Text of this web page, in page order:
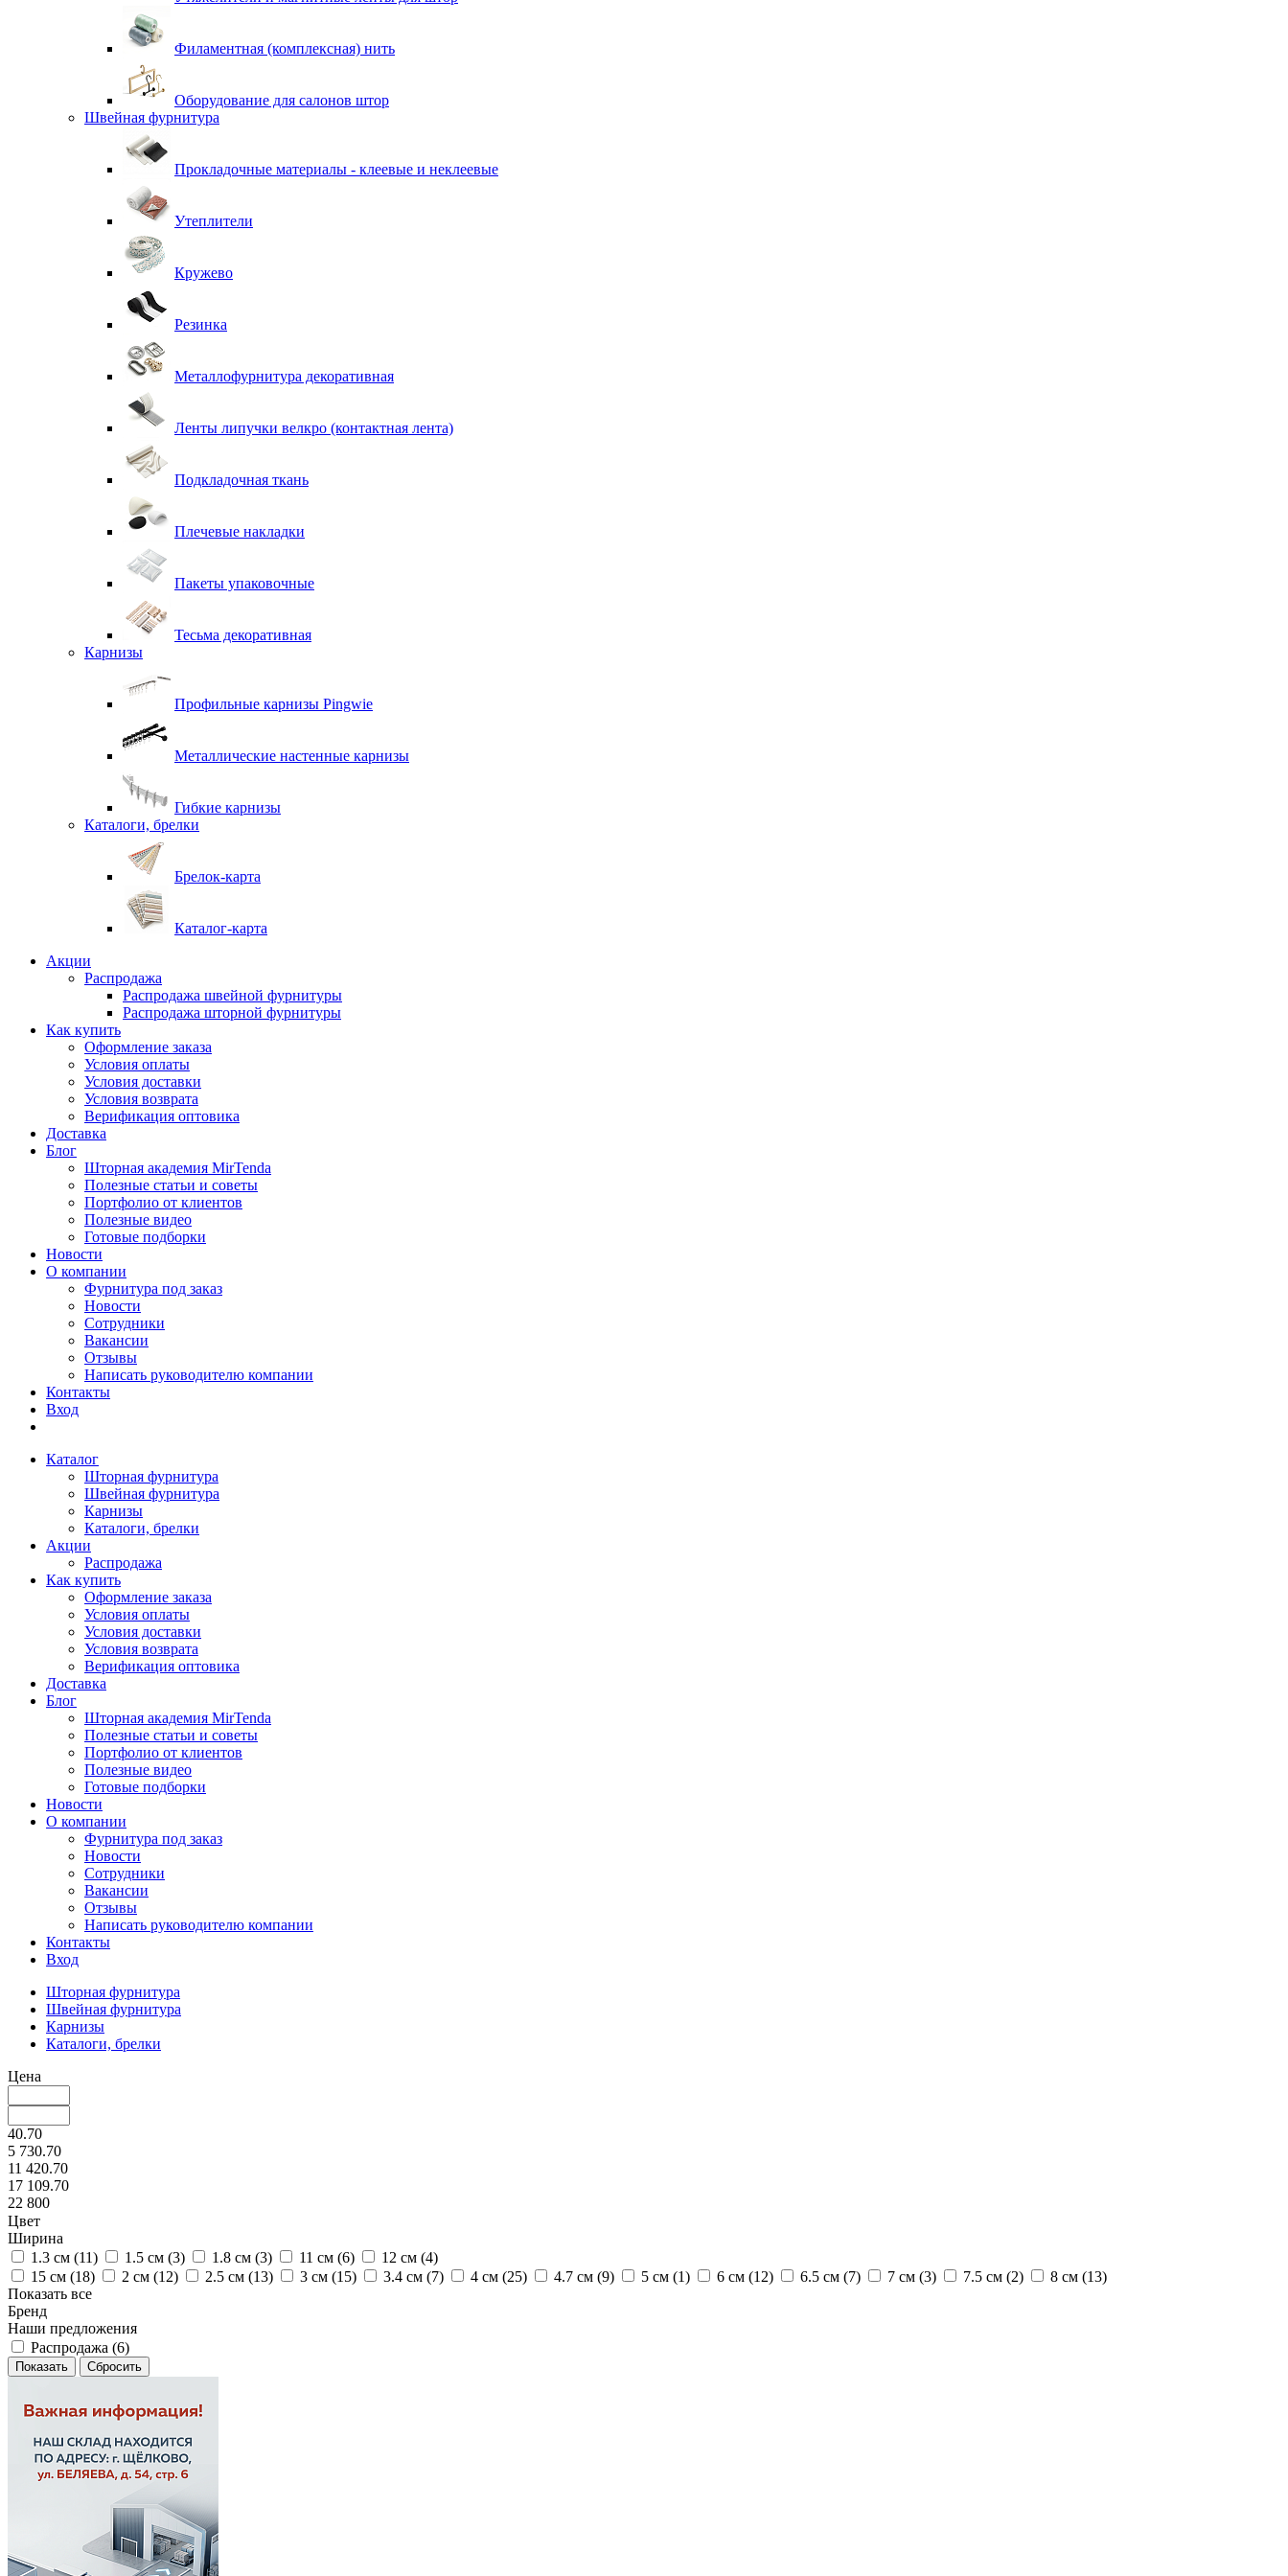
Филаментная (комплексная) нить
Оборудование для салонов штор
Швейная фурнитура
Прокладочные материалы - клеевые и неклеевые
Утеплители
Кружево
Резинка
Металлофурнитура декоративная
Ленты липучки велкро (контактная лента)
Подкладочная ткань
Плечевые накладки
Пакеты упаковочные
Тесьма декоративная
Карнизы
Профильные карнизы Pingwie
Металлические настенные карнизы
Гибкие карнизы
Каталоги, брелки
Брелок-карта
Каталог-карта
Акции
Распродажа
Распродажа швейной фурнитуры
Распродажа шторной фурнитуры
Как купить
Оформление заказа
Условия оплаты
Условия доставки
Условия возврата
Верификация оптовика
Доставка
Блог
Шторная академия MirTenda
Полезные статьи и советы
Портфолио от клиентов
Полезные видео
Готовые подборки
Новости
О компании
Фурнитура под заказ
Новости
Сотрудники
Вакансии
Отзывы
Написать руководителю компании
Контакты
Вход
Каталог
Шторная фурнитура
Швейная фурнитура
Карнизы
Каталоги, брелки
Акции
Распродажа
Как купить
Оформление заказа
Условия оплаты
Условия доставки
Условия возврата
Верификация оптовика
Доставка
Блог
Шторная академия MirTenda
Полезные статьи и советы
Портфолио от клиентов
Полезные видео
Готовые подборки
Новости
О компании
Фурнитура под заказ
Новости
Сотрудники
Вакансии
Отзывы
Написать руководителю компании
Контакты
Вход
Шторная фурнитура
Швейная фурнитура
Карнизы
Каталоги, брелки
Цена
40.70
5 730.70
11 420.70
17 109.70
22 800
Цвет
Ширина
1.3 см (11) 1.5 см (3) 1.8 см (3) 11 см (6) 12 см (4)
15 см (18) 2 см (12) 2.5 см (13) 3 см (15) 3.4 см (7) 4 см (25) 4.7 см (9) 5 см (1) 6 см (12) 6.5 см (7) 7 см (3) 7.5 см (2) 8 см (13)
Показать все
Бренд
Наши предложения
Распродажа (6)
Сбросить